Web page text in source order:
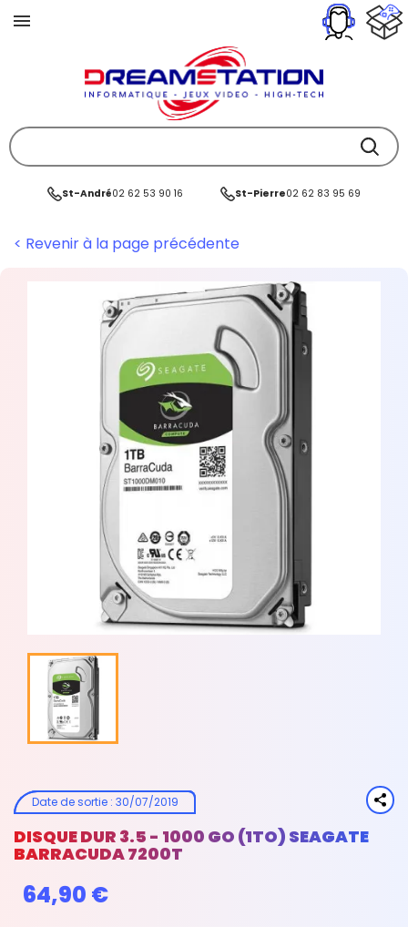
St-André02 62 53 90 16 St-Pierre02 62 83 95 69
< Revenir à la page précédente
Date de sortie: 30/07/2019
DISQUE DUR 3.5 - 1000 GO (1TO) SEAGATE
BARRACUDA 7200T
64,90 €